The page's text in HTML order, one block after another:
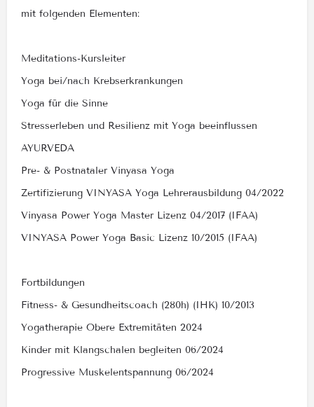
mit folgenden Elementen:
Meditations-Kursleiter
Yoga bei/nach Krebserkrankungen
Yoga für die Sinne
Stresserleben und Resilienz mit Yoga beeinflussen
AYURVEDA
Pre- & Postnataler Vinyasa Yoga
Zertifizierung VINYASA Yoga Lehrerausbildung 04/2022
Vinyasa Power Yoga Master Lizenz 04/2017 (IFAA)
VINYASA Power Yoga Basic Lizenz 10/2015 (IFAA)
Fortbildungen
Fitness- & Gesundheitscoach (280h) (IHK) 10/2013
Yogatherapie Obere Extremitäten 2024
Kinder mit Klangschalen begleiten 06/2024
Progressive Muskelentspannung 06/2024